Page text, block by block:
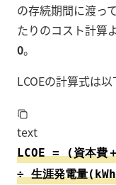
の存続期間に渡っ
たりのコスト計算
0。
LCOEの計算式は
text
LCOE = (資本費
÷ 生涯発電量